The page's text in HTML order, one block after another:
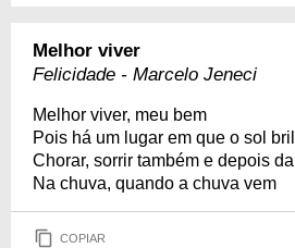
Melhor viver
Felicidade - Marcelo Jeneci
Melhor viver, meu bem
Pois há um lugar em que o sol
Chorar, sorrir também e depois
Na chuva, quando a chuva vem
COPIAR